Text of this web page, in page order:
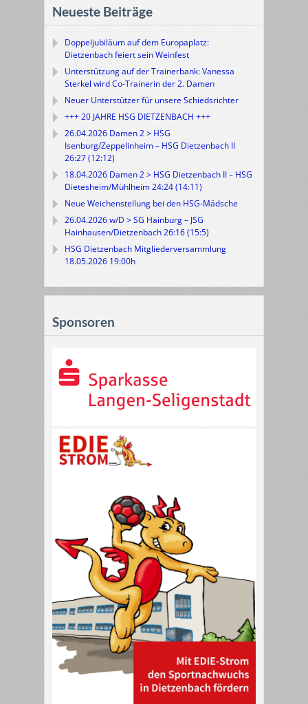
Neueste Beiträge
Doppeljubiläum auf dem Europaplatz:
Dietzenbach feiert sein Weinfest
Unterstützung auf der Trainerbank: Vanessa
Sterkel wird Co-Trainerin der 2. Damen
Neuer Unterstützer für unsere Schiedsrichter
+++ 20 JAHRE HSG DIETZENBACH +++
26.04.2026 Damen 2 > HSG
Isenburg/Zeppelinheim – HSG Dietzenbach II
26:27 (12:12)
18.04.2026 Damen 2 > HSG Dietzenbach II – HSG
Dietesheim/Mühlheim 24:24 (14:11)
Neue Weichenstellung bei den HSG-Mädsche
26.04.2026 w/D > SG Hainburg – JSG
Hainhausen/Dietzenbach 26:16 (15:5)
HSG Dietzenbach Mitgliederversammlung
18.05.2026 19:00h
Sponsoren